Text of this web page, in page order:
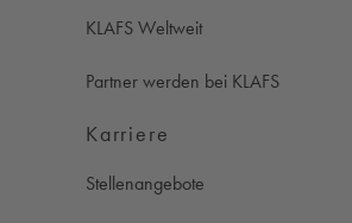
KLAFS Weltweit
Partner werden bei KLAFS
Karriere
Stellenangebote